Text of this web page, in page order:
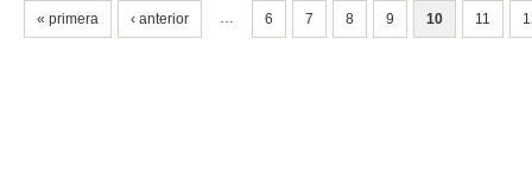
PÁGINAS
« primera ‹ anterior 6 7 8 9 10 11